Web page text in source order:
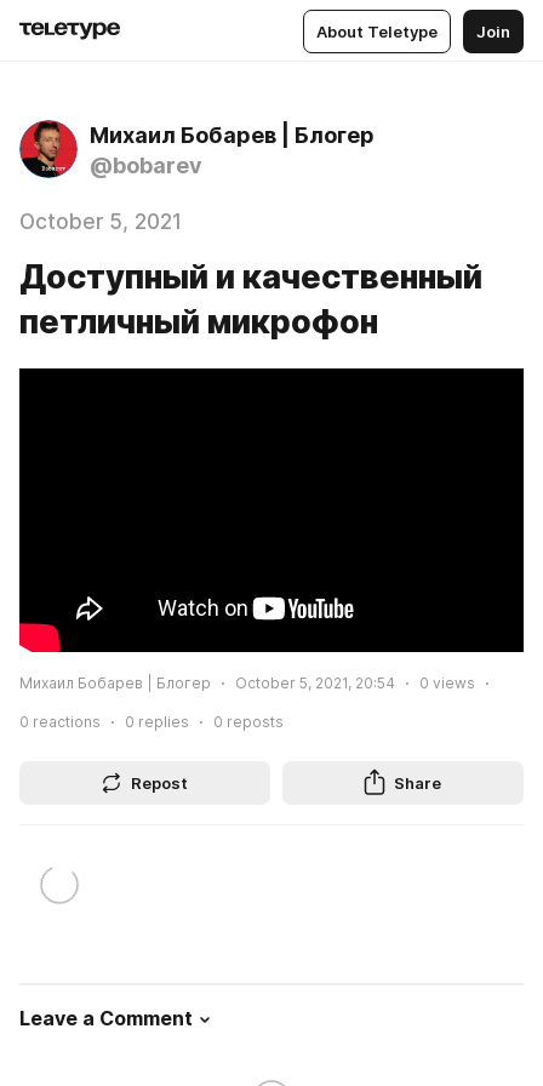
About Teletype Join
Михаил Бобарев | Блогер
@bobarev
October 5, 2021
Доступный и качественный
петличный микрофон
Михаил Бобарев | Блогер October 5, 2021, 20:54 0 views
0 reactions 0 replies 0 reposts
Repost Share
Leave a Comment